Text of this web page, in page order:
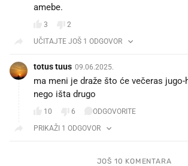
amebe.
3
2
UČITAJTE JOŠ 1 ODGOVOR
totus tuus 09.06.2025.
ma meni je draže što će večeras
nego išta drugo 😝🤣
10 6
ODGOVORITE
PRIKAŽI 1 ODGOVOR
JOŠ 10 KOMENTARA